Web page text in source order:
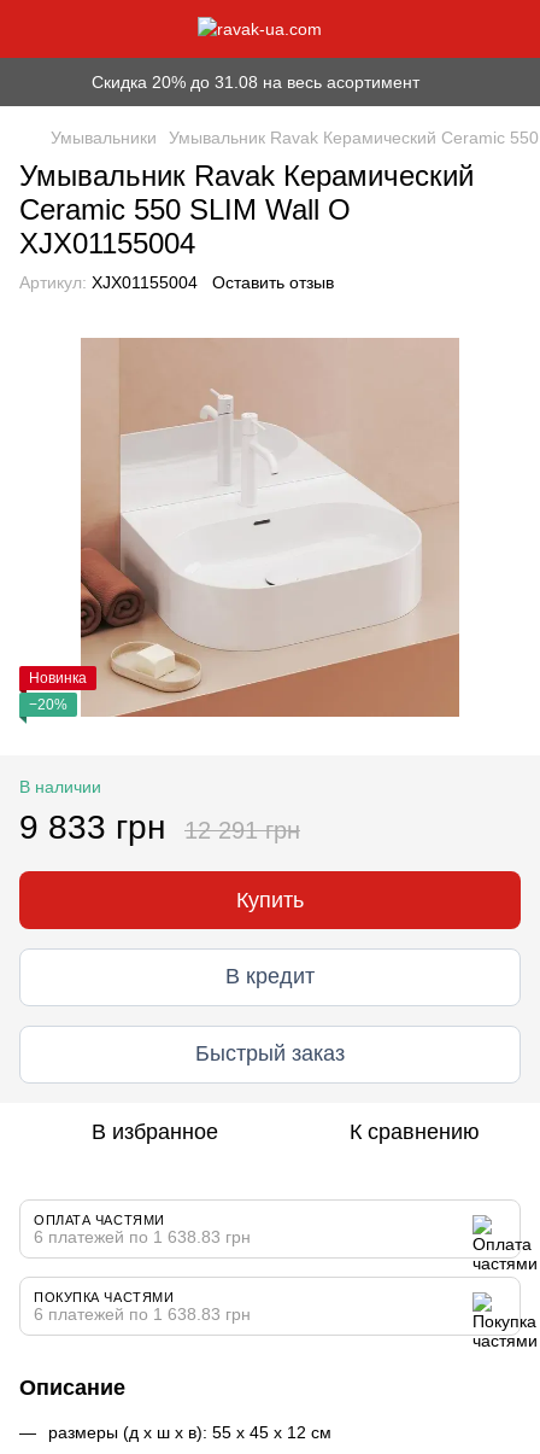
Скидка 20% до 31.08 на весь асортимент
Умывальники Умывальник Ravak Керамический Ceramic
Умывальник Ravak Керамический
Ceramic 550 SLIM Wall O
XJX01155004
Артикул: XJX01155004 Оставить отзыв
Новинка
−20%
В наличии
9 833 грн 12 291 грн
Купить
В кредит
Быстрый заказ
В избранное К сравнению
ОПЛАТА ЧАСТЯМИ
6 платежей по 1 638.83 грн
ПОКУПКА ЧАСТЯМИ
6 платежей по 1 638.83 грн
Описание
размеры (д x ш x в): 55 x 45 x 12 см